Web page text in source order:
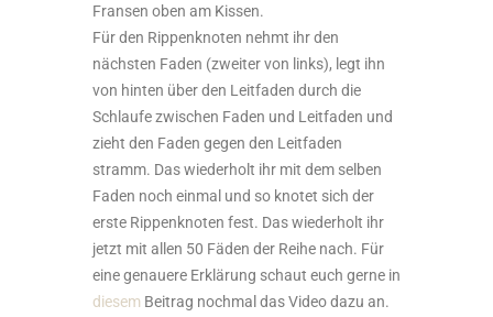
Fransen oben am Kissen.
Für den Rippenknoten nehmt ihr den
nächsten Faden (zweiter von links), legt ihn
von hinten über den Leitfaden durch die
Schlaufe zwischen Faden und Leitfaden und
zieht den Faden gegen den Leitfaden
stramm. Das wiederholt ihr mit dem selben
Faden noch einmal und so knotet sich der
erste Rippenknoten fest. Das wiederholt ihr
jetzt mit allen 50 Fäden der Reihe nach. Für
eine genauere Erklärung schaut euch gerne in
diesem Beitrag nochmal das Video dazu an.